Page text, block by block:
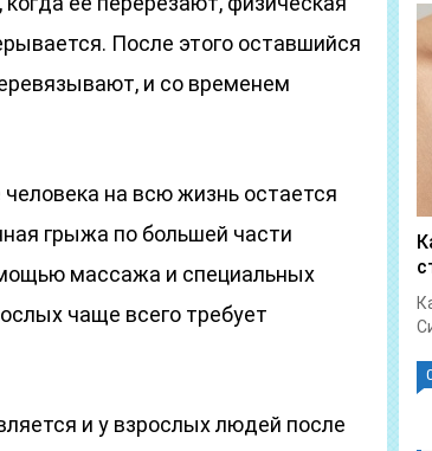
После этого оставшийся
и со временем
на всю жизнь остается
грыжа по большей части
массажа и специальных
чаще всего требует
и у взрослых людей после